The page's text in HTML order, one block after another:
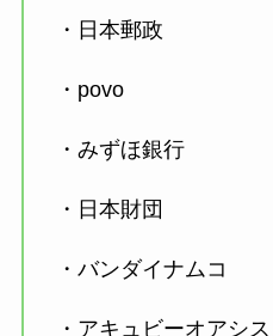
・日本郵政
・povo
・みずほ銀行
・日本財団
・バンダイナムコ
・アキュビーオアシス